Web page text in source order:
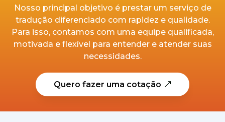
Nosso principal objetivo é prestar um serviço de
tradução diferenciado com rapidez e qualidade.
Para isso, contamos com uma equipe qualificada,
motivada e flexível para entender e atender suas
necessidades.
Quero fazer uma cotação